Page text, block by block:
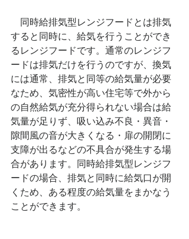
同時給排気型レンジフードとは排気
すると同時に、給気を行うことができ
るレンジフードです。通常のレンジフ
ードは排気だけを行うのですが、換気
には通常、排気と同等の給気量が必要
なため、気密性が高い住宅等で外から
の自然給気が充分得られない場合は給
気量が足りず、吸い込み不良・異音・
隙間風の音が大きくなる・扉の開閉に
支障が出るなどの不具合が発生する場
合があります。同時給排気型レンジフ
ードの場合、排気と同時に給気口が開
くため、ある程度の給気量をまかなう
ことができます。